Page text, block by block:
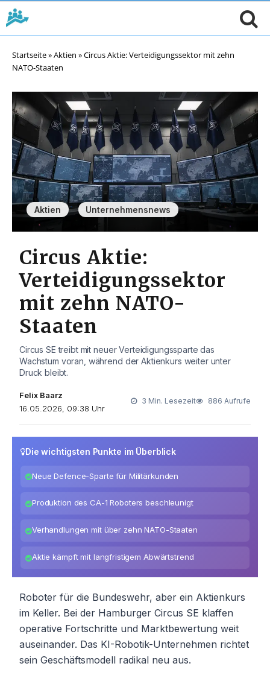
Startseite»Aktien »Circus Aktie: Verteidigungssektor mit zehn
NATO-Staaten
Aktien , Unternehmensnews
Circus Aktie:
Verteidigungssektor
mit zehn NATO-
Staaten
Circus SE treibt mit neuer Verteidigungssparte das
Wachstum voran, während der Aktienkurs weiter unter
Druck bleibt.
Felix Baarz
16.05.2026, 09:38 Uhr
3 Min. Lesezeit 886 Aufrufe
Die wichtigsten Punkte im Überblick
Neue Defence-Sparte für Militärkunden
Produktion des CA-1 Roboters beschleunigt
Verhandlungen mit über zehn NATO-Staaten
Aktie kämpft mit langfristigem Abwärtstrend
Roboter für die Bundeswehr, aber ein Aktienkurs
im Keller. Bei der Hamburger Circus SE klaffen
operative Fortschritte und Marktbewertung weit
auseinander. Das KI-Robotik-Unternehmen richtet
sein Geschäftsmodell radikal neu aus.